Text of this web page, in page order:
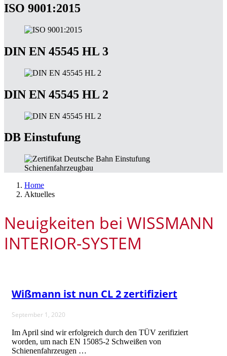
ISO 9001:2015
DIN EN 45545 HL 3
DIN EN 45545 HL 2
DB Einstufung
Home
Aktuelles
Neuigkeiten bei WISSMANN
INTERIOR-SYSTEM
Wißmann ist nun CL 2 zertifiziert
September 1, 2020
Im April sind wir erfolgreich durch den TÜV zerifiziert
worden, um nach EN 15085-2 Schweißen von
Schienenfahrzeugen …